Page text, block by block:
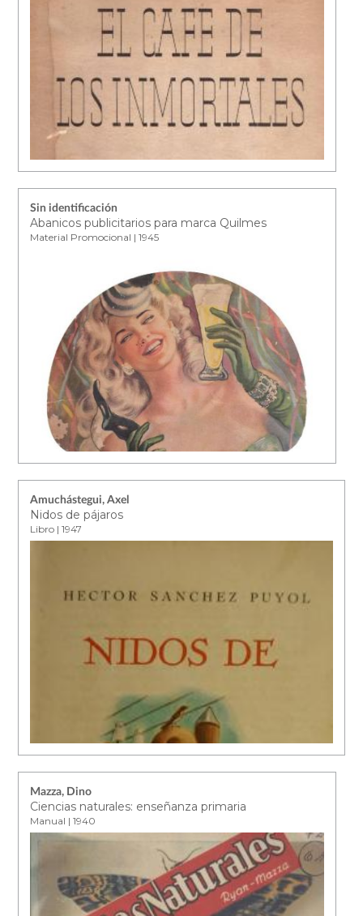
Sin identificación
Abanicos publicitarios para marca Quilmes
Material Promocional | 1945
Amuchástegui, Axel
Nidos de pájaros
Libro | 1947
Mazza, Dino
Ciencias naturales: enseñanza primaria
Manual | 1940